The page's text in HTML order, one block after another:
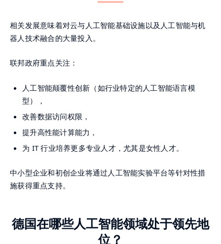
相关发展意味着对云与人工智能基础设施以及人工智能与机
器人技术融合的大量投入。
联邦政府重点关注：
人工智能颠覆性创新（如行业特定的人工智能语言模
型），
改善数据访问权限，
提升高性能计算能力，
为 IT 行业培养更多专业人才，尤其是女性人才。
中小型企业和初创企业将通过人工智能实验平台等针对性措
施获得重点支持。
德国在哪些人工智能领域处于领先地
位？